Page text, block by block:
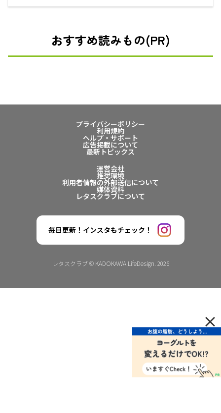
おすすめ読みもの(PR)
プライバシーポリシー
利用規約
ヘルプ・サポート
広告掲載について
最新トピックス
運営会社
推奨環境
利用者情報の外部送信について
媒体資料
レタスクラブについて
毎日更新！インスタもチェック！
レタスクラブ © KADOKAWA LifeDesign. 2026
×